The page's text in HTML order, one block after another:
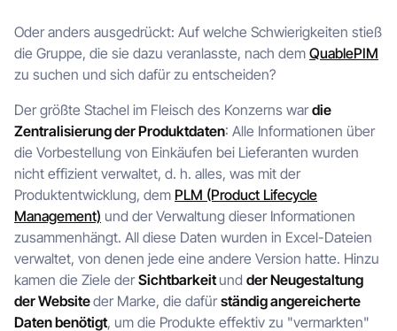
Oder anders ausgedrückt: Auf welche Schwierigkeiten stieß
die Gruppe, die sie dazu veranlasste, nach dem QuablePIM
zu suchen und sich dafür zu entscheiden?
Der größte Stachel im Fleisch des Konzerns wardie
Zentralisierung der Produktdaten: Alle Informationen über
die Vorbestellung von Einkäufen bei Lieferanten wurden
nicht effizient verwaltet, d. h. alles, was mit der
Produktentwicklung, dem PLM (Product Lifecycle
Management) und der Verwaltung dieser Informationen
zusammenhängt. All diese Daten wurden in Excel-Dateien
verwaltet, von denen jede eine andere Version hatte. Hinzu
kamen die Ziele derSichtbarkeitund der Neugestaltung
der Websiteder Marke, die dafürständig angereicherte
Daten benötigt, um die Produkte effektiv zu "vermarkten"